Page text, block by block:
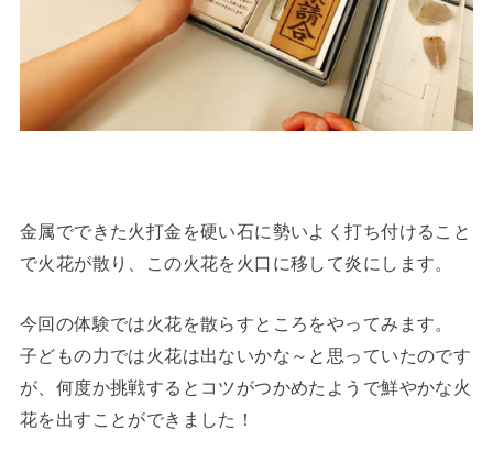
金属でできた火打金を硬い石に勢いよく打ち付けること
で火花が散り、この火花を火口に移して炎にします。
今回の体験では火花を散らすところをやってみます。
子どもの力では火花は出ないかな～と思っていたのです
が、何度か挑戦するとコツがつかめたようで鮮やかな火
花を出すことができました！